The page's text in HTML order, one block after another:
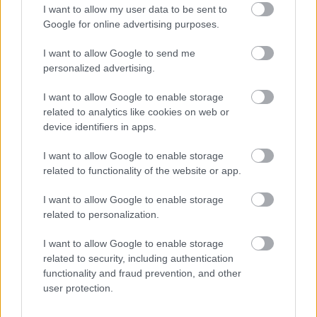
I want to allow my user data to be sent to
Google for online advertising purposes.
I want to allow Google to send me
personalized advertising.
I want to allow Google to enable storage
related to analytics like cookies on web or
device identifiers in apps.
I want to allow Google to enable storage
related to functionality of the website or app.
I want to allow Google to enable storage
related to personalization.
I want to allow Google to enable storage
related to security, including authentication
functionality and fraud prevention, and other
user protection.
@Épüljön stadion a CEU helyére:
60% muhaha, almodik a nyomor csorikam
Alick
8 éve
Vihar a biliben... láthattunk már komolyabb
tetkóosztást is.
filmtrailer.hu/wp-
nemecsekerno_007